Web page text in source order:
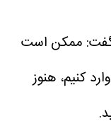
گفت: ممکن است
کنیم، هنوز